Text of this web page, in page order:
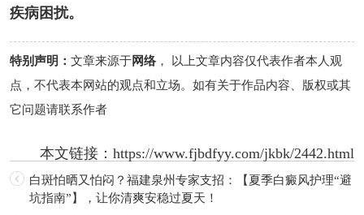
疾病困扰。
特别声明： 文章来源于网络， 以上文章内容仅代表作者本人观
点，不代表本网站的观点和立场。如有关于作品内容、版权或其
它问题请联系作者
本文链接：https://www.fjbdfyy.com/jkbk/2442.html
白斑怕晒又怕闷？福建泉州专家支招：【夏季白癜风护理“避
坑指南”】，让你清爽安稳过夏天！